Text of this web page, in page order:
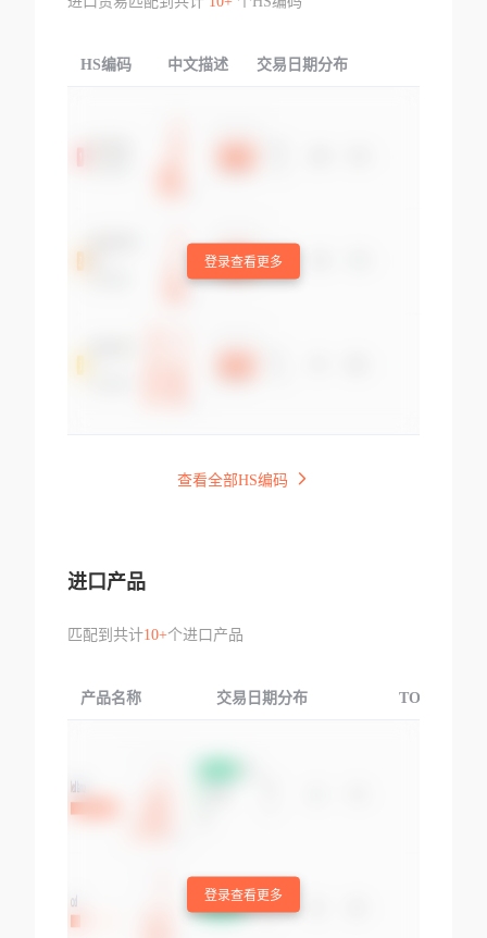
HS编码 中文描述 交易日期分布
登录查看更多
查看全部HS编码
进口产品
匹配到共计10+个进口产品
产品名称 交易日期分布 TOP3交易国
登录查看更多